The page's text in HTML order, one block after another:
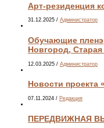
Арт-резиденция
31.12.2025 / Администратор
Обучающие
Новгород,
12.03.2025 / Администратор
Новости проекта
07.11.2024 / Редакция
ПЕРЕДВИЖНАЯ